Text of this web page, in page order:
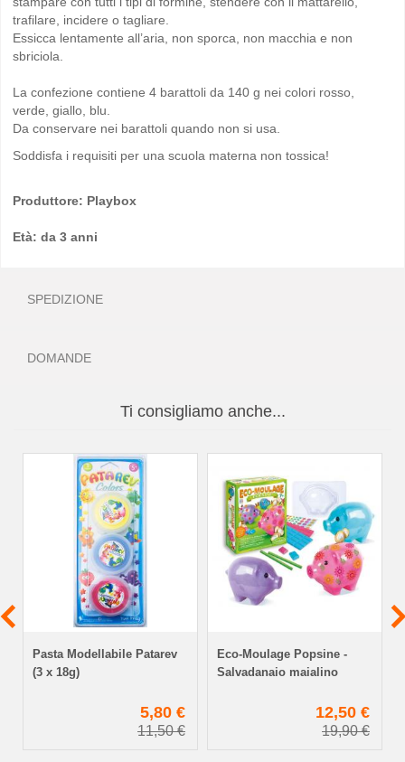
trafilare, incidere o tagliare.
Essicca lentamente all’aria, non sporca, non macchia e non
sbriciola.
La confezione contiene 4 barattoli da 140 g nei colori rosso,
verde, giallo, blu.
Da conservare nei barattoli quando non si usa.
Soddisfa i requisiti per una scuola materna non tossica!
Produttore: Playbox
Età: da 3 anni
SPEDIZIONE
DOMANDE
Ti consigliamo anche...
Pasta Modellabile Patarev
(3 x 18g)
5,80 €
11,50 €
Eco-Moulage Popsine -
Salvadanaio maialino
12,50 €
19,90 €